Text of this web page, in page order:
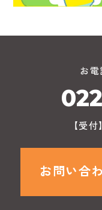
お
【受
お問い合